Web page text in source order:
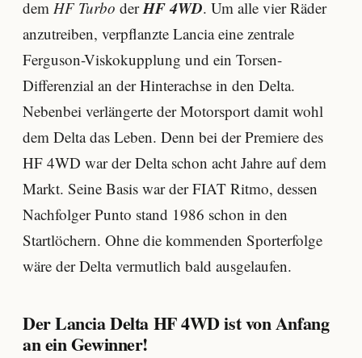
dem HF Turbo derHF 4WD. Um alle vier Räder
anzutreiben, verpflanzte Lancia eine zentrale
Ferguson-Viskokupplung und ein Torsen-
Differenzial an der Hinterachse in den Delta.
Nebenbei verlängerte der Motorsport damit wohl
dem Delta das Leben. Denn bei der Premiere des
HF 4WD war der Delta schon acht Jahre auf dem
Markt. Seine Basis war der FIAT Ritmo, dessen
Nachfolger Punto stand 1986 schon in den
Startlöchern. Ohne die kommenden Sporterfolge
wäre der Delta vermutlich bald ausgelaufen.
Der Lancia Delta HF 4WD ist von Anfang
an ein Gewinner!